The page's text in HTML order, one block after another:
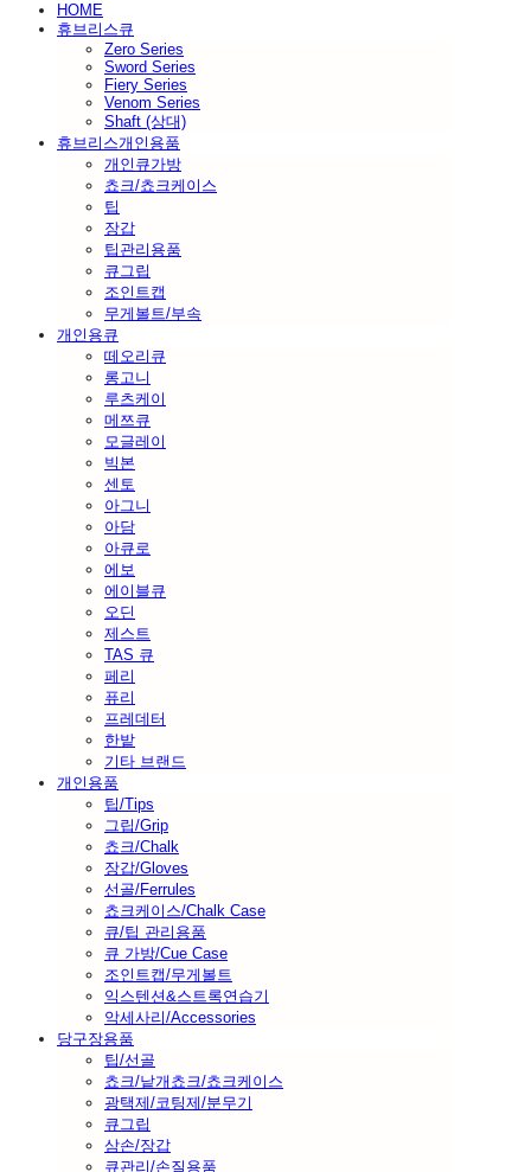
HOME
휴브리스큐
Zero Series
Sword Series
Fiery Series
Venom Series
Shaft (상대)
휴브리스개인용품
개인큐가방
쵸크/쵸크케이스
팁
장갑
팁관리용품
큐그립
조인트캡
무게볼트/부속
개인용큐
떼오리큐
롱고니
루츠케이
메쯔큐
모글레이
빅본
센토
아그니
아담
아큐로
에보
에이블큐
오딘
제스트
TAS 큐
페리
퓨리
프레데터
한밭
기타 브랜드
개인용품
팁/Tips
그립/Grip
쵸크/Chalk
장갑/Gloves
선골/Ferrules
쵸크케이스/Chalk Case
큐/팁 관리용품
큐 가방/Cue Case
조인트캡/무게볼트
익스텐션&스트록연습기
악세사리/Accessories
당구장용품
팁/선골
쵸크/낱개쵸크/쵸크케이스
광택제/코팅제/분무기
큐그립
삼손/장갑
큐관리/손질용품